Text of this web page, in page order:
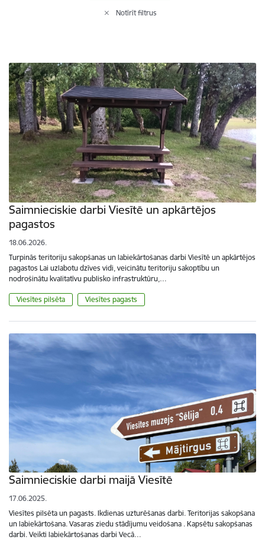
Notīrīt filtrus
Saimnieciskie darbi Viesītē un apkārtējos
pagastos
18.06.2026.
Turpinās teritoriju sakopšanas un labiekārtošanas darbi Viesītē un apkārtējos
pagastos Lai uzlabotu dzīves vidi, veicinātu teritoriju sakoptību un
nodrošinātu kvalitatīvu publisko infrastruktūru,…
Viesītes pilsēta Viesītes pagasts
Saimnieciskie darbi maijā Viesītē
17.06.2025.
Viesītes pilsēta un pagasts. Ikdienas uzturēšanas darbi. Teritorijas sakopšana
un labiekārtošana. Vasaras ziedu stādījumu veidošana . Kapsētu sakopšanas
darbi. Veikti labiekārtošanas darbi Vecā…